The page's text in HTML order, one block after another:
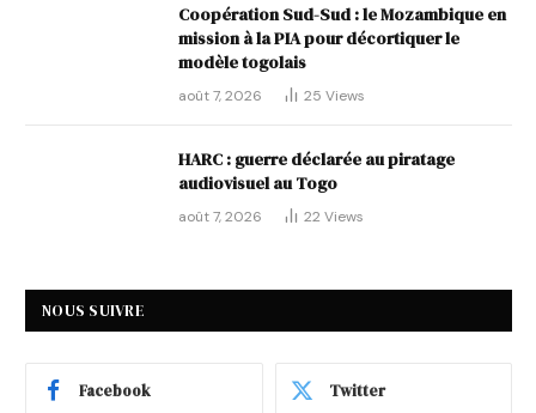
Coopération Sud-Sud : le Mozambique en
mission à la PIA pour décortiquer le
modèle togolais
août 7, 2026 25 Views
HARC : guerre déclarée au piratage
audiovisuel au Togo
août 7, 2026 22 Views
NOUS SUIVRE
Facebook Twitter